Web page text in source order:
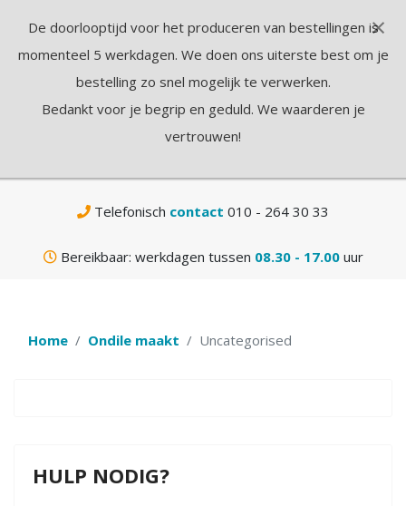
Telefonisch contact 010 - 264 30 33
Bereikbaar: werkdagen tussen 08.30 - 17.00uur
Home Ondile maakt Uncategorised
HULP NODIG?
×
De doorlooptijd voor het produceren van bestellingen is
momenteel 5 werkdagen. We doen ons uiterste best om je
bestelling zo snel mogelijk te verwerken.
Bedankt voor je begrip en geduld. We waarderen je
vertrouwen!